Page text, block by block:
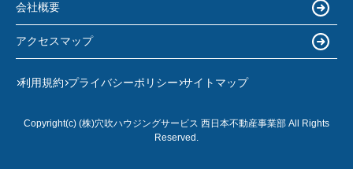
会社概要
アクセスマップ
利用規約 プライバシーポリシー サイトマップ
Copyright(c) (株)穴吹ハウジングサービス 西日本不動産事業部 All Rights
Reserved.